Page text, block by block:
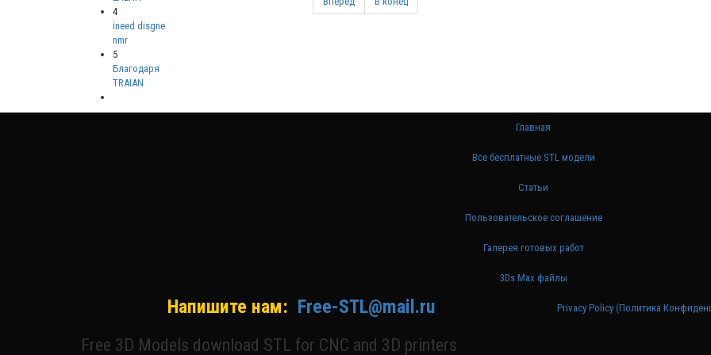
4
ineed disgne
nmr
5
Благодаря
TRAIAN
Главная
Все бесплатные STL модели
Статьи
Пользовательское соглашение
Галерея готовых работ
3Ds Max файлы
Напишите нам: Free-STL@mail.ru
Free 3D Models download STL for CNC and 3D printers
Privacy Policy (Политика